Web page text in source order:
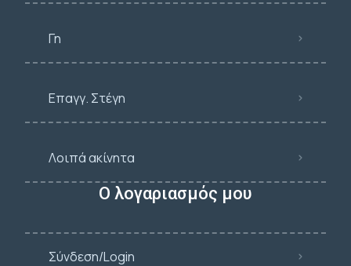
Γη
Επαγγ. Στέγη
Λοιπά ακίνητα
Ο λογαριασμός μου
Σύνδεση/Login